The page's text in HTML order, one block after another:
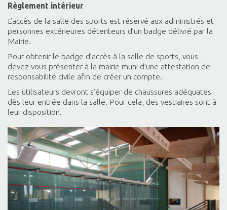
Règlement intérieur
L’accès de la salle des sports est réservé aux administrés et
personnes extérieures détenteurs d’un badge délivré par la
Mairie.
Pour obtenir le badge d’accès à la salle de sports, vous
devez vous présenter à la mairie muni d’une attestation de
responsabilité civile afin de créer un compte.
Les utilisateurs devront s’équiper de chaussures adéquates
dès leur entrée dans la salle. Pour cela, des vestiaires sont à
leur disposition.